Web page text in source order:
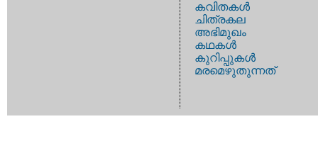
കവിതകള്‍
ചിത്രകല
അഭിമുഖം
കഥകള്‍
കുറിപ്പുകള്‍
മരമെഴുതുന്നത്